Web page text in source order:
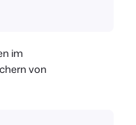
im
von